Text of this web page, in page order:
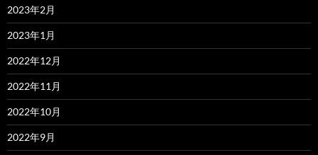
2023年2月
2023年1月
2022年12月
2022年11月
2022年10月
2022年9月